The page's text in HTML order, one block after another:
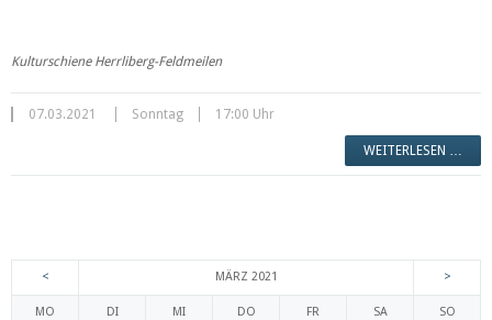
Kulturschiene Herrliberg-Feldmeilen
07.03.2021 Sonntag 17:00 Uhr
WEITERLESEN …
< MÄRZ 2021 >
MO DI MI DO FR SA SO